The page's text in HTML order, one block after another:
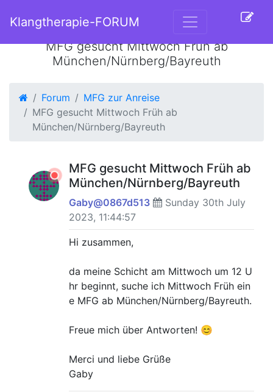
Klangtherapie-FORUM
MFG gesucht Mittwoch Früh ab
München/Nürnberg/Bayreuth
Forum
MFG zur Anreise
MFG gesucht Mittwoch Früh ab
München/Nürnberg/Bayreuth
MFG gesucht Mittwoch Früh ab
München/Nürnberg/Bayreuth
Gaby@0867d513
Sunday 30th July
2023, 11:44:57
Hi zusammen,
da meine Schicht am Mittwoch um 12 U
hr beginnt, suche ich Mittwoch Früh ein
e MFG ab München/Nürnberg/Bayreuth.
Freue mich über Antworten! 😊
Merci und liebe Grüße
Gaby